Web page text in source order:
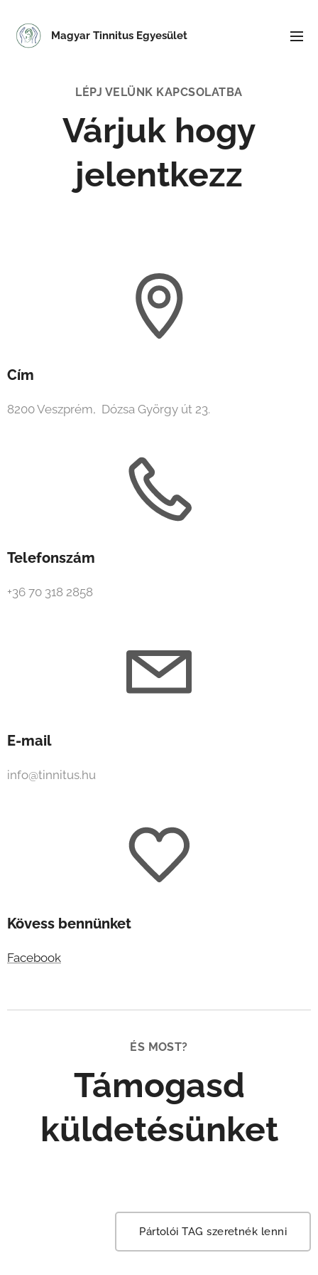
Magyar Tinnitus Egyesület
LÉPJ VELÜNK KAPCSOLATBA
Várjuk hogy
jelentkezz
Cím
8200 Veszprém, Dózsa György út 23.
Telefonszám
+36 70 318 2858
E-mail
info@tinnitus.hu
Kövess bennünket
Facebook
ÉS MOST?
Támogasd
küldetésünket
Pártolói TAG szeretnék lenni